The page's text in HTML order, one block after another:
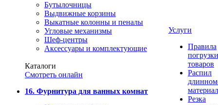
Бутылочницы
Выдвижные корзины
Выкатные колонны и пеналы
Угловые механизмы
Шеф-центры
Аксессуары и комплектующие
Каталоги
Смотреть онлайн
16. Фурнитура для ванных комнат
Услуги
Правила
погрузки
товаров
Распил
Резка